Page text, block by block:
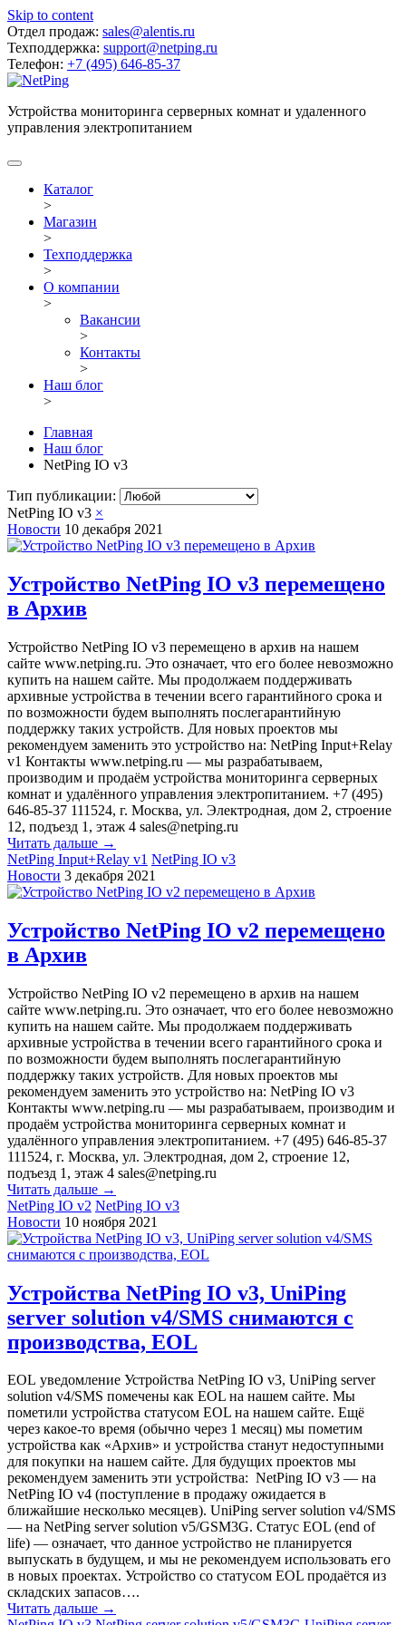
Skip to content
Отдел продаж: sales@alentis.ru
Техподдержка: support@netping.ru
Телефон: +7 (495) 646-85-37
Устройства мониторинга серверных комнат и удаленного
управления электропитанием
Каталог
>
Магазин
>
Техподдержка
>
О компании
>
Вакансии
>
Контакты
>
Наш блог
>
Главная
Наш блог
NetPing IO v3
Тип публикации:
NetPing IO v3 ×
Новости 10 декабря 2021
Устройство NetPing IO v3 перемещено
в Архив
Устройство NetPing IO v3 перемещено в архив на нашем
сайте www.netping.ru. Это означает, что его более невозможно
купить на нашем сайте. Мы продолжаем поддерживать
архивные устройства в течении всего гарантийного срока и
по возможности будем выполнять послегарантийную
поддержку таких устройств. Для новых проектов мы
рекомендуем заменить это устройство на: NetPing Input+Relay
v1 Контакты www.netping.ru — мы разрабатываем,
производим и продаём устройства мониторинга серверных
комнат и удалённого управления электропитанием. +7 (495)
646-85-37 111524, г. Москва, ул. Электродная, дом 2, строение
12, подъезд 1, этаж 4 sales@netping.ru
Читать дальше →
NetPing Input+Relay v1 NetPing IO v3
Новости 3 декабря 2021
Устройство NetPing IO v2 перемещено
в Архив
Устройство NetPing IO v2 перемещено в архив на нашем
сайте www.netping.ru. Это означает, что его более невозможно
купить на нашем сайте. Мы продолжаем поддерживать
архивные устройства в течении всего гарантийного срока и
по возможности будем выполнять послегарантийную
поддержку таких устройств. Для новых проектов мы
рекомендуем заменить это устройство на: NetPing IO v3
Контакты www.netping.ru — мы разрабатываем, производим и
продаём устройства мониторинга серверных комнат и
удалённого управления электропитанием. +7 (495) 646-85-37
111524, г. Москва, ул. Электродная, дом 2, строение 12,
подъезд 1, этаж 4 sales@netping.ru
Читать дальше →
NetPing IO v2 NetPing IO v3
Новости 10 ноября 2021
Устройства NetPing IO v3, UniPing
server solution v4/SMS снимаются с
производства, EOL
EOL уведомление Устройства NetPing IO v3, UniPing server
solution v4/SMS помечены как EOL на нашем сайте. Мы
пометили устройства статусом EOL на нашем сайте. Ещё
через какое-то время (обычно через 1 месяц) мы пометим
устройства как «‎Архив» и устройства станут недоступными
для покупки на нашем сайте. Для будущих проектов мы
рекомендуем заменить эти устройства: NetPing IO v3 — на
NetPing IO v4 (поступление в продажу ожидается в
ближайшие несколько месяцев). UniPing server solution v4/SMS
— на NetPing server solution v5/GSM3G. Статус EOL (end of
life) — означает, что данное устройство не планируется
выпускать в будущем, и мы не рекомендуем использовать его
в новых проектах. Устройство со статусом EOL продаётся из
складских запасов….
Читать дальше →